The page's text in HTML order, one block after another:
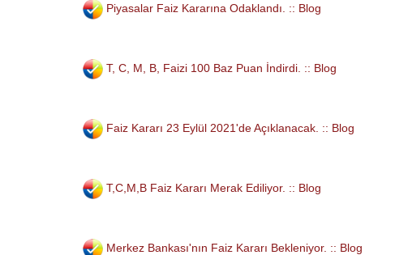
Piyasalar Faiz Kararına Odaklandı. :: Blog
T, C, M, B, Faizi 100 Baz Puan İndirdi. :: Blog
Faiz Kararı 23 Eylül 2021'de Açıklanacak. :: Blog
T,C,M,B Faiz Kararı Merak Ediliyor. :: Blog
Merkez Bankası'nın Faiz Kararı Bekleniyor. :: Blog